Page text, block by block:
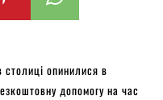
столиці опинилися в
допомогу на час